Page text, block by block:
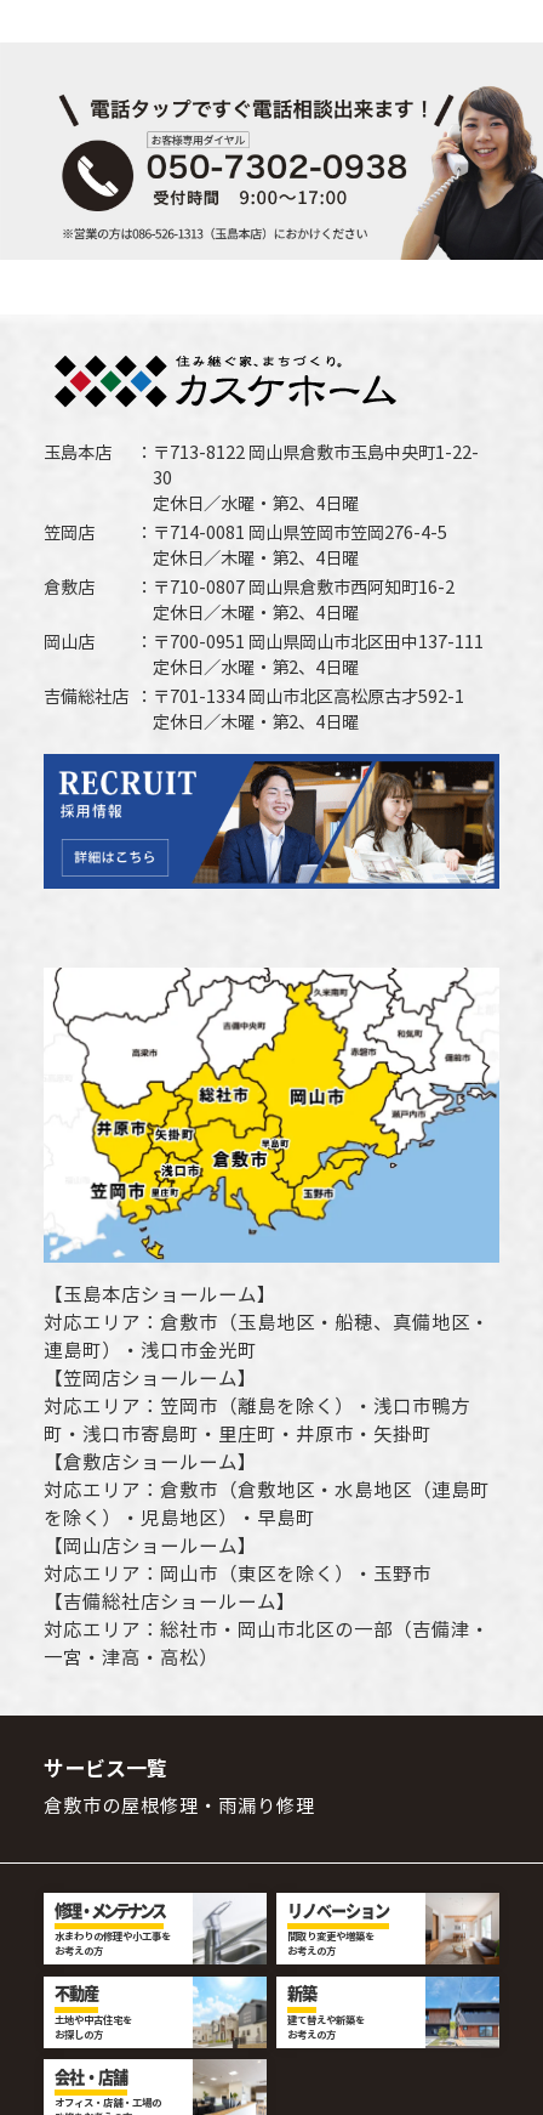
玉島本店
〒713-8122 岡山県倉敷市玉島中央町1-22-
30
定休日／水曜・第2、4日曜
笠岡店
〒714-0081 岡山県笠岡市笠岡276-4-5
定休日／木曜・第2、4日曜
倉敷店
〒710-0807 岡山県倉敷市西阿知町16-2
定休日／木曜・第2、4日曜
岡山店
〒700-0951 岡山県岡山市北区田中137-111
定休日／水曜・第2、4日曜
吉備総社店
〒701-1334 岡山市北区高松原古才592-1
定休日／木曜・第2、4日曜
【玉島本店ショールーム】
対応エリア： 倉敷市 （玉島地区・船穂、真備地区・
連島町）・ 浅口市金光町
【笠岡店ショールーム】
対応エリア： 笠岡市（離島を除く） ・ 浅口市鴨方
町・ 浅口市寄島町・里庄町・ 井原市 ・矢掛町
【倉敷店ショールーム】
対応エリア： 倉敷市 （倉敷地区・水島地区（連島町
を除く）・児島地区）・早島町
【 岡山店ショールーム】
対応エリア： 岡山市 （東区を除く）・玉野市
【吉備総社店ショールーム】
対応エリア： 総社市 ・ 岡山市北区の一部（吉備津・
一宮・津高・高松）
サービス一覧
倉敷市の屋根修理・雨漏り修理
修理・メンテナンス
水まわりの修理や小工事を
お考えの方
リノベーション
間取り変更や増築を
お考えの方
不動産
土地や中古住宅を
お探しの方
新築
建て替えや新築を
お考えの方
会社・店舗
オフィス・店舗・工場の